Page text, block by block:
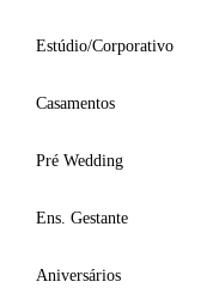
Estúdio/Corporativo
Casamentos
Pré Wedding
Ens. Gestante
Aniversários